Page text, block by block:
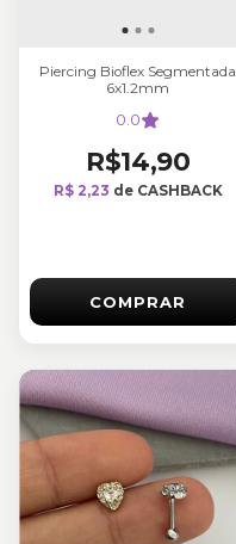
Piercing Bioflex Segmentada
6x1.2mm
0.0
R$14,90
R$ 2,23 de CASHBACK
COMPRAR